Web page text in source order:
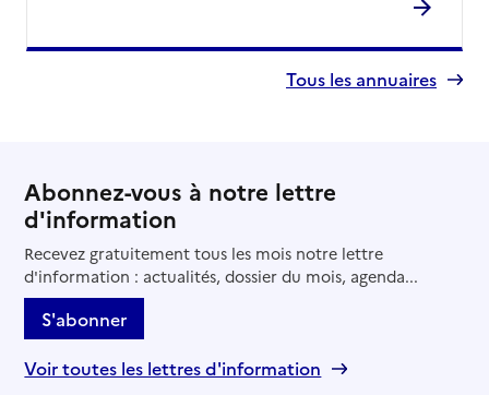
Tous les annuaires
Abonnez-vous à notre lettre
d'information
Recevez gratuitement tous les mois notre lettre
d'information : actualités, dossier du mois, agenda...
S'abonner
Voir toutes les lettres d'information